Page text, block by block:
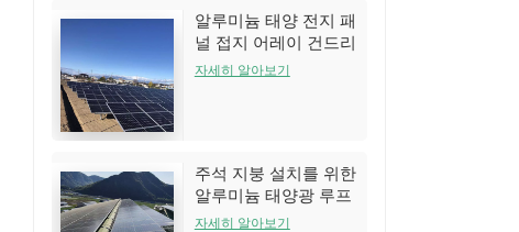
알루미늄 태양 전지 패
널 접지 어레이 건드리
는 시스템
자세히 알아보기
주석 지붕 설치를 위한
알루미늄 태양광 루프
랙 구조
자세히 알아보기